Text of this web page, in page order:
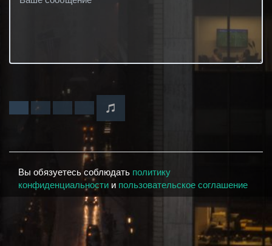
Вы обязуетесь соблюдать политику
конфиденциальности и пользовательское соглашение